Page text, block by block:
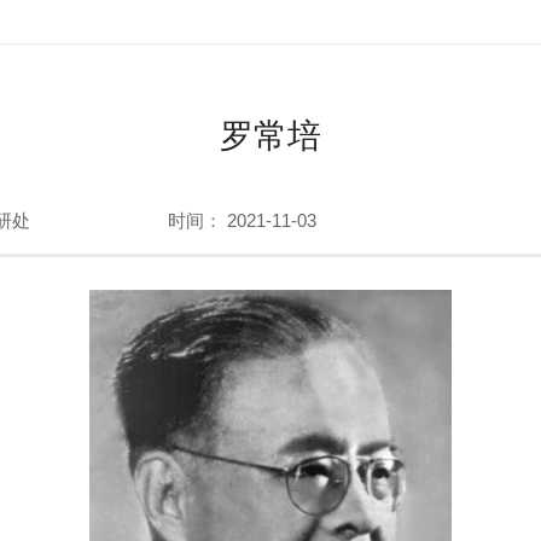
罗常培
处 时间： 2021-11-03